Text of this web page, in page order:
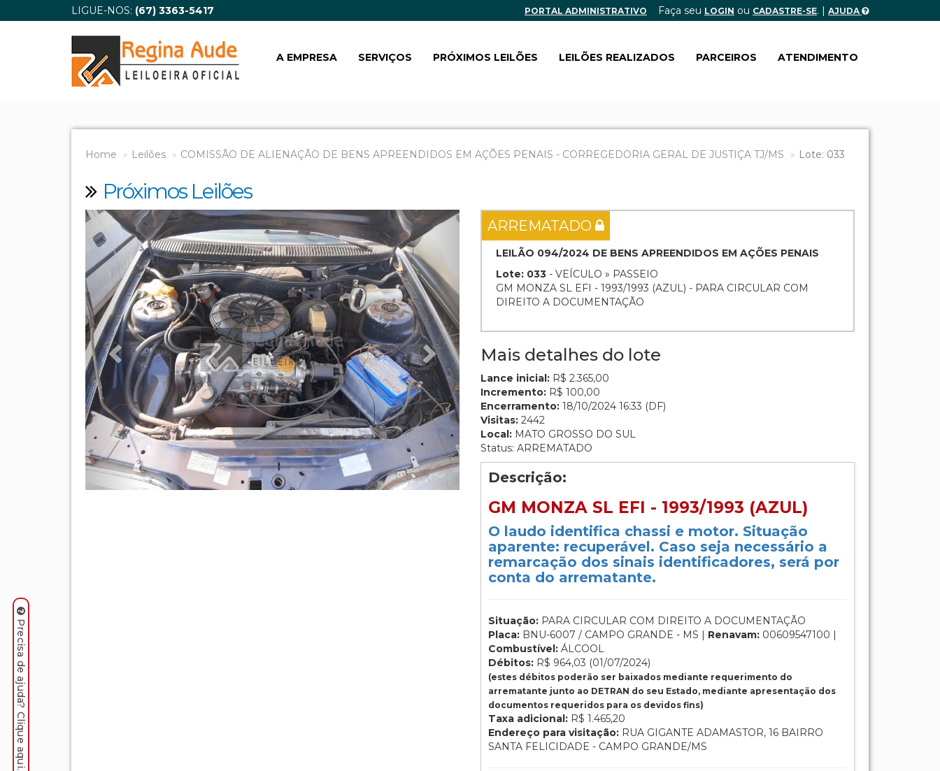
LIGUE-NOS: (67) 3363-5417 PORTAL ADMINISTRATIVO Faça seu LOGIN ou CADASTRE-SE. | AJUDA
A EMPRESA SERVIÇOS PRÓXIMOS LEILÕES LEILÕES REALIZADOS PARCEIROS ATENDIMENTO
Home Leilões COMISSÃO DE ALIENAÇÃO DE BENS APREENDIDOS EM AÇÕES PENAIS - CORREGEDORIA GERAL DE JUSTIÇA TJ/MS Lote: 033
Próximos Leilões
Previous Next ARREMATADO
LEILÃO 094/2024 DE BENS APREENDIDOS EM AÇÕES PENAIS
Lote: 033 - VEÍCULO » PASSEIO
GM MONZA SL EFI - 1993/1993 (AZUL) - PARA CIRCULAR COM
DIREITO A DOCUMENTAÇÃO
Mais detalhes do lote
Lance inicial: R$ 2.365,00
Incremento: R$ 100,00
Encerramento: 18/10/2024 16:33 (DF)
Visitas: 2442
Local: MATO GROSSO DO SUL
Status: ARREMATADO
Descrição:
GM MONZA SL EFI - 1993/1993 (AZUL)
O laudo identifica chassi e motor. Situação
aparente: recuperável. Caso seja necessário a
remarcação dos sinais identificadores, será por
conta do arrematante.
Situação: PARA CIRCULAR COM DIREITO A DOCUMENTAÇÃO
Placa: BNU-6007 / CAMPO GRANDE - MS | Renavam: 00609547100 |
Combustível: ÁLCOOL
Débitos: R$ 964,03 (01/07/2024)
(estes débitos poderão ser baixados mediante requerimento do
arrematante junto ao DETRAN do seu Estado, mediante apresentação dos
documentos requeridos para os devidos fins)
Taxa adicional: R$ 1.465,20
Endereço para visitação: RUA GIGANTE ADAMASTOR, 16 BAIRRO
SANTA FELICIDADE - CAMPO GRANDE/MS
Precisa de ajuda? Clique aqui.